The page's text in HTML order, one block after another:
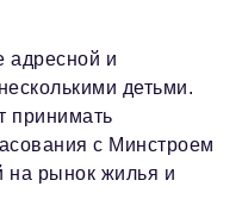
адресной и
детьми.
принимать
с Минстроем
на рынок жилья и